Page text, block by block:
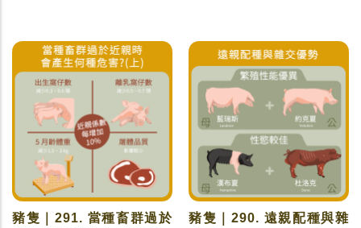
豬隻｜291. 當種畜群過於
豬隻｜290. 遠親配種與雜